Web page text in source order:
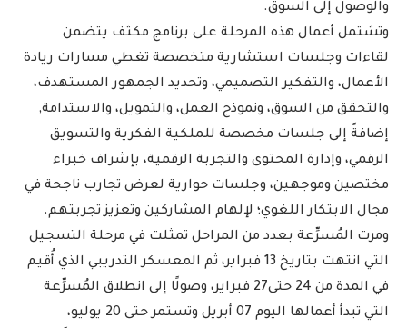
والوصول إلى السوق.
وتشتمل أعمال هذه المرحلة على برنامج مكثف يتضمن
لقاءات وجلسات استشارية متخصصة تغطي مسارات ريادة
الأعمال، والتفكير التصميمي، وتحديد الجمهور المستهدف،
والتحقق من السوق، ونموذج العمل، والتمويل، والاستدامة,
إضافةً إلى جلسات مخصصة للملكية الفكرية والتسويق
الرقمي، وإدارة المحتوى والتجربة الرقمية، بإشراف خبراء
مختصين وموجهين، وجلسات حوارية لعرض تجارب ناجحة في
مجال الابتكار اللغوي؛ لإلهام المشاركين وتعزيز تجربتهم.
ومرت المُسرِّعة بعدد من المراحل تمثلت في مرحلة التسجيل
التي انتهت بتاريخ 13 فبراير، ثم المعسكر التدريبي الذي أُقيم
في المدة من 24 حتى27 فبراير، وصولًا إلى انطلاق المُسرِّعة
التي تبدأ أعمالها اليوم 07 أبريل وتستمر حتى 20 يوليو،